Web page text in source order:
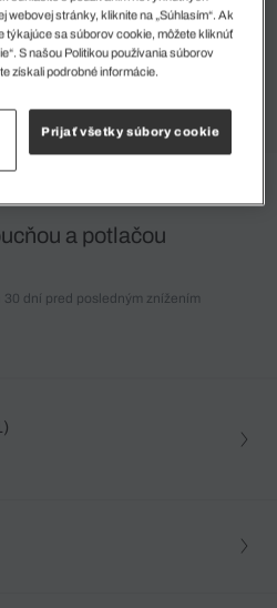
a potlačou
dní pred posledným znížením
webovej stránky, kliknite na „Súhlasím“. Ak
sa súborov cookie, môžete kliknúť
S našou Politikou používania súborov
získali podrobné informácie.
Prijať všetky súbory cookie